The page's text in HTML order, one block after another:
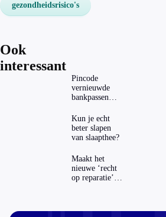
gezondheidsrisico's
Ook
interessant
Pincode
vernieuwde
bankpassen
ING-app: is dat
wel veilig?
Kun je echt
beter slapen
van slaapthee?
Maakt het
nieuwe ‘recht
op reparatie’